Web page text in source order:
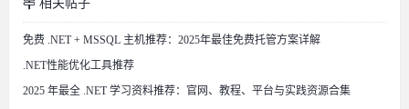
相关帖子
免费 .NET + MSSQL 主机推荐：2025年最佳免费托管方案详解
.NET性能优化工具推荐
2025 年最全 .NET 学习资料推荐：官网、教程、平台与实践资源合集